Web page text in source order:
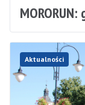
Aktualności